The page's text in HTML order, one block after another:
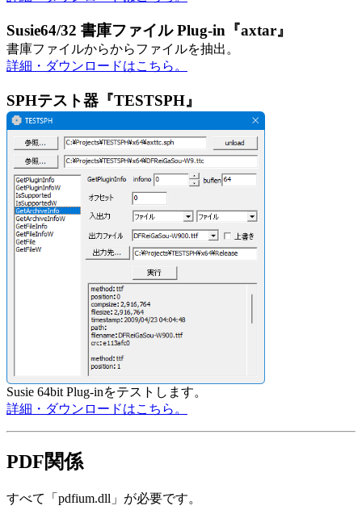
Susie64/32 書庫ファイル Plug-in『axtar』
書庫ファイルからからファイルを抽出。
詳細・ダウンロードはこちら。
SPHテスト器『TESTSPH』
Susie 64bit Plug-inをテストします。
詳細・ダウンロードはこちら。
PDF関係
すべて「pdfium.dll」が必要です。